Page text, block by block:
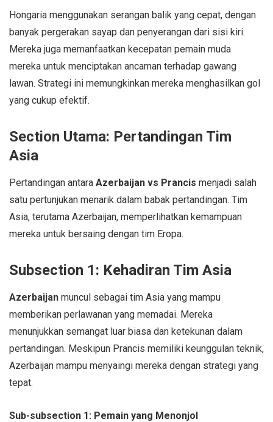
Hongaria menggunakan serangan balik yang cepat, dengan
banyak pergerakan sayap dan penyerangan dari sisi kiri.
Mereka juga memanfaatkan kecepatan pemain muda
mereka untuk menciptakan ancaman terhadap gawang
lawan. Strategi ini memungkinkan mereka menghasilkan gol
yang cukup efektif.
Section Utama: Pertandingan Tim
Asia
Pertandingan antara Azerbaijan vs Prancis menjadi salah
satu pertunjukan menarik dalam babak pertandingan. Tim
Asia, terutama Azerbaijan, memperlihatkan kemampuan
mereka untuk bersaing dengan tim Eropa.
Subsection 1: Kehadiran Tim Asia
Azerbaijan muncul sebagai tim Asia yang mampu
memberikan perlawanan yang memadai. Mereka
menunjukkan semangat luar biasa dan ketekunan dalam
pertandingan. Meskipun Prancis memiliki keunggulan teknik,
Azerbaijan mampu menyaingi mereka dengan strategi yang
tepat.
Sub-subsection 1: Pemain yang Menonjol